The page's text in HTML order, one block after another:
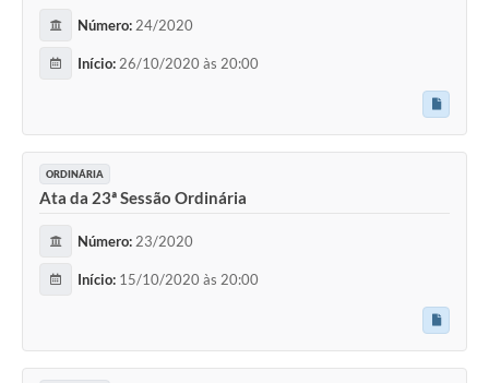
Número: 24/2020
Início: 26/10/2020 às 20:00
ORDINÁRIA
Ata da 23ª Sessão Ordinária
Número: 23/2020
Início: 15/10/2020 às 20:00